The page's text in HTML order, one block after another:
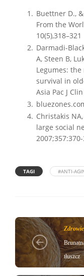
Buettner D.,
From the
10(5),318–321
Darmadi-
A, Steen B,
Legumes:
survival in
Asia Pac J
Christakis
large social
TAGI #ANTI-
Zdrowie
tłuszcz